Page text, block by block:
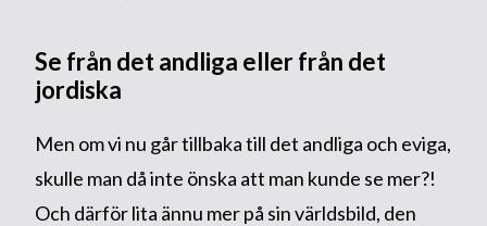
Se från det andliga eller från det
jordiska
Men om vi nu går tillbaka till det andliga och eviga,
skulle man då inte önska att man kunde se mer?!
Och därför lita ännu mer på sin världsbild, den